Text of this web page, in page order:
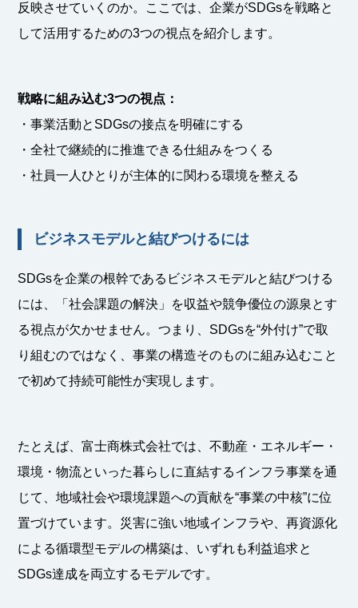
反映させていくのか。ここでは、企業がSDGsを戦略と
して活用するための3つの視点を紹介します。
戦略に組み込む3つの視点：
・事業活動とSDGsの接点を明確にする
・全社で継続的に推進できる仕組みをつくる
・社員一人ひとりが主体的に関わる環境を整える
ビジネスモデルと結びつけるには
SDGsを企業の根幹であるビジネスモデルと結びつける
には、「社会課題の解決」を収益や競争優位の源泉とす
る視点が欠かせません。つまり、SDGsを“外付け”で取
り組むのではなく、事業の構造そのものに組み込むこと
で初めて持続可能性が実現します。
たとえば、富士商株式会社では、不動産・エネルギー・
環境・物流といった暮らしに直結するインフラ事業を通
じて、地域社会や環境課題への貢献を“事業の中核”に位
置づけています。災害に強い地域インフラや、再資源化
による循環型モデルの構築は、いずれも利益追求と
SDGs達成を両立するモデルです。